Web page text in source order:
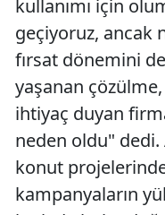
kullanımı için
geçiyoruz, ancak
fırsat dönemini
yaşanan
ihtiyaç duyan
neden oldu" dedi.
konut
kampanyaların